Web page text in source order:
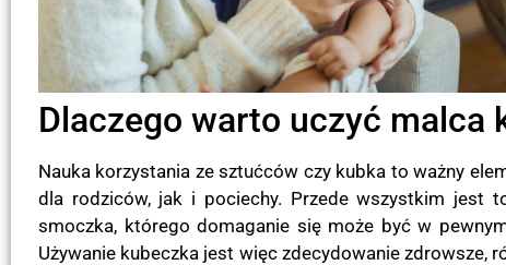
Dlaczego warto uczyć malca
Nauka korzystania ze sztućców czy kubka to ważny
dla rodziców, jak i pociechy. Przede wszystkim jest
smoczka, którego domaganie się może być w
Używanie kubeczka jest więc zdecydowanie zdrowsze,